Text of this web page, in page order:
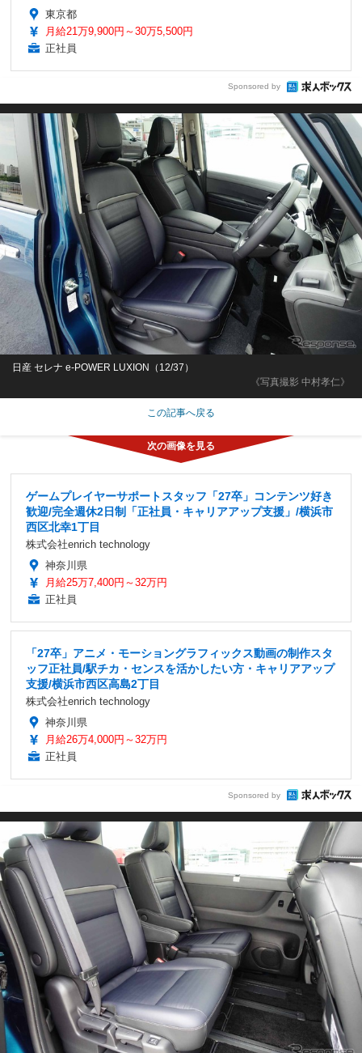
東京都
月給21万9,900円～30万5,500円
正社員
Sponsored by
《写真撮影 中村孝仁》
日産 セレナ e-POWER LUXION（12/37）
この記事へ戻る
ゲームプレイヤーサポートスタッフ「27卒」コンテンツ好き
歓迎/完全週休2日制「正社員・キャリアアップ支援」/横浜市
西区北幸1丁目
株式会社enrich technology
神奈川県
月給25万7,400円～32万円
正社員
「27卒」アニメ・モーショングラフィックス動画の制作スタ
ッフ正社員/駅チカ・センスを活かしたい方・キャリアアップ
支援/横浜市西区高島2丁目
株式会社enrich technology
神奈川県
月給26万4,000円～32万円
正社員
Sponsored by